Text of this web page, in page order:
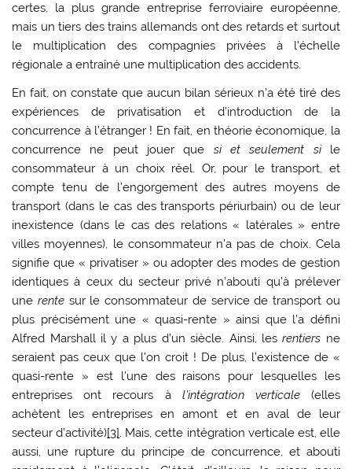
certes, la plus grande entreprise ferroviaire européenne,
mais un tiers des trains allemands ont des retards et surtout
le multiplication des compagnies privées à l’échelle
régionale a entraîné une multiplication des accidents.
En fait, on constate que aucun bilan sérieux n’a été tiré des
expériences de privatisation et d’introduction de la
concurrence à l’étranger ! En fait, en théorie économique, la
concurrence ne peut jouer que si et seulement sile
consommateur à un choix réel. Or, pour le transport, et
compte tenu de l’engorgement des autres moyens de
transport (dans le cas des transports périurbain) ou de leur
inexistence (dans le cas des relations « latérales » entre
villes moyennes), le consommateur n’a pas de choix. Cela
signifie que « privatiser » ou adopter des modes de gestion
identiques à ceux du secteur privé n’abouti qu’à prélever
une rentesur le consommateur de service de transport ou
plus précisément une « quasi-rente » ainsi que l’a défini
Alfred Marshall il y a plus d’un siècle. Ainsi, lesrentiers ne
seraient pas ceux que l’on croit ! De plus, l’existence de «
quasi-rente » est l’une des raisons pour lesquelles les
entreprises ont recours à l’intégration verticale(elles
achètent les entreprises en amont et en aval de leur
secteur d’activité)[3]. Mais, cette intégration verticale est, elle
aussi, une rupture du principe de concurrence, et abouti